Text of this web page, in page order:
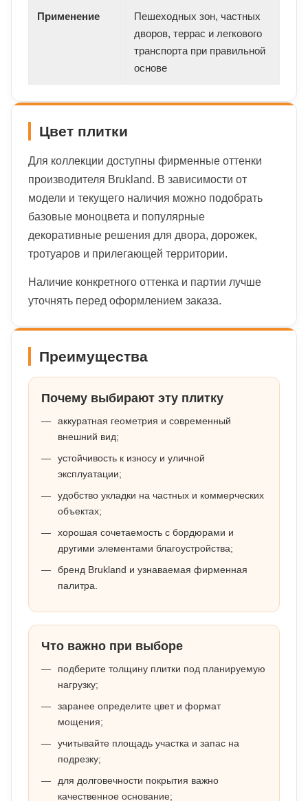
Применение
Пешеходных зон, частных
дворов, террас и легкового
транспорта при правильной
основе
Цвет плитки
Для коллекции доступны фирменные оттенки
производителя Brukland. В зависимости от
модели и текущего наличия можно подобрать
базовые моноцвета и популярные
декоративные решения для двора, дорожек,
тротуаров и прилегающей территории.
Наличие конкретного оттенка и партии лучше
уточнять перед оформлением заказа.
Преимущества
Почему выбирают эту плитку
аккуратная геометрия и современный
внешний вид;
устойчивость к износу и уличной
эксплуатации;
удобство укладки на частных и коммерческих
объектах;
хорошая сочетаемость с бордюрами и
другими элементами благоустройства;
бренд Brukland и узнаваемая фирменная
палитра.
Что важно при выборе
подберите толщину плитки под планируемую
нагрузку;
заранее определите цвет и формат
мощения;
учитывайте площадь участка и запас на
подрезку;
для долговечности покрытия важно
качественное основание;